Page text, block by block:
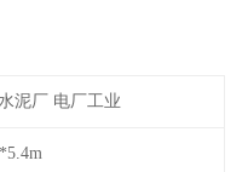
泥厂 电厂工业